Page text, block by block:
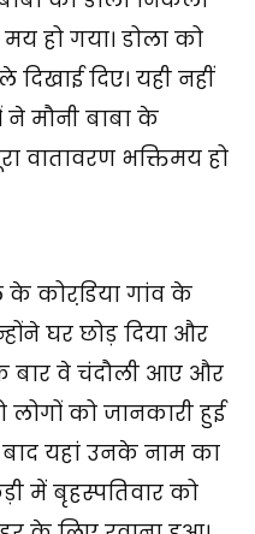
हो गया। डोला को
दिए। यही नहीं
ने मौनी बाबा के
वातावरण भक्तिमय हो
के कोरडि़या गांव के
घर छोड़ दिया और
बार वे चंदौली आए और
लोगों को जानकारी हुई
यहां उनके नाम का
में बृहस्पतिवार को